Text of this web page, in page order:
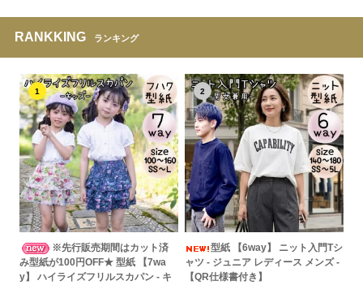
RANKKING ランキング
1
※先行販売期間はカット済
み型紙が100円OFF★ 型紙 【7wa
y】 ハイライズフリルスカパン - キ
2
型紙 【6way】 ニット入門Tシ
ャツ - ジュニア レディース メンズ -
【QR仕様書付き】